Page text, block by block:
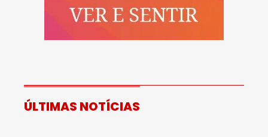
ÚLTIMAS NOTÍCIAS